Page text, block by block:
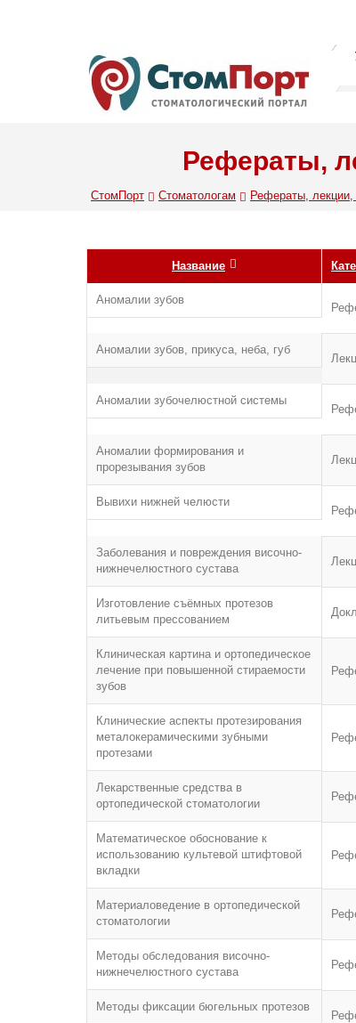
Рефераты,
СтомПорт Стоматологам Рефераты,
Название
Аномалии зубов
Аномалии зубов, прикуса, неба, губ
Аномалии зубочелюстной системы
Аномалии формирования и
прорезывания зубов
Вывихи нижней челюсти
Заболевания и повреждения височно-
нижнечелюстного сустава
Изготовление съёмных протезов
литьевым прессованием
Клиническая картина и ортопедическое
лечение при повышенной стираемости
зубов
Клинические аспекты протезирования
металокерамическими зубными
протезами
Лекарственные средства в
ортопедической стоматологии
Математическое обоснование к
использованию культевой штифтовой
вкладки
Материаловедение в ортопедической
стоматологии
Методы обследования височно-
нижнечелюстного сустава
Методы фиксации бюгельных протезов